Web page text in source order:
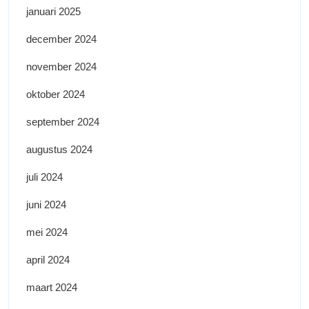
januari 2025
december 2024
november 2024
oktober 2024
september 2024
augustus 2024
juli 2024
juni 2024
mei 2024
april 2024
maart 2024